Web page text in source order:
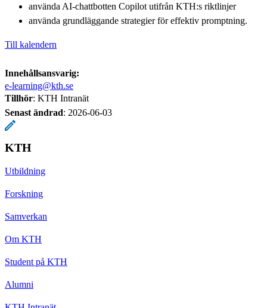
använda AI-chattbotten Copilot utifrån KTH:s riktlinjer ​
använda grundläggande strategier för effektiv promptning.
Till kalendern
Innehållsansvarig:
e-learning@kth.se
Tillhör: KTH Intranät
Senast ändrad: 2026-06-03
KTH
Utbildning
Forskning
Samverkan
Om KTH
Student på KTH
Alumni